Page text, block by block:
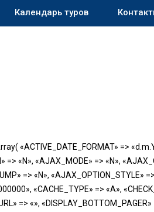
Календарь туров
«ACTIVE_DATE_FORMAT» =>
=> «N», «AJAX_MODE» => «N»,
=> «N», «AJAX_OPTION_STYLE»
«CACHE_TYPE» => «A»,
=> «», «DISPLAY_BOTTOM_PAGER»